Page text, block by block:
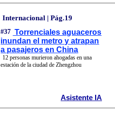
Internacional | Pág.19
#37 Torrenciales aguaceros
inundan el metro y atrapan
a pasajeros en China
12 personas murieron ahogadas en una
estación de la ciudad de Zhengzhou
Asistente IA